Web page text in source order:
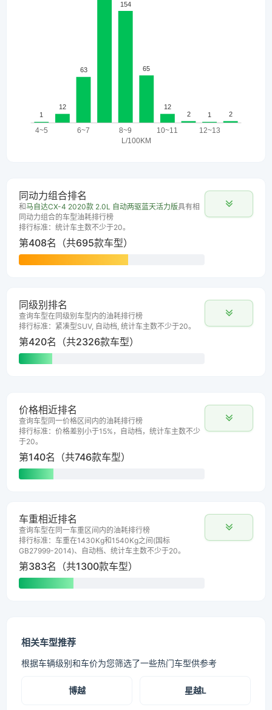
同动力组合排名
和马自达CX-4 2020款 2.0L 自动两驱蓝天活力版具有相
同动力组合的车型油耗排行榜
排行标准：统计车主数不少于20。
第408名（共695款车型）
同级别排名
查询车型在同级别车型内的油耗排行榜
排行标准：紧凑型SUV, 自动档, 统计车主数不少于20。
第420名（共2326款车型）
价格相近排名
查询车型同一价格区间内的油耗排行榜
排行标准：价格差别小于15%，自动档，统计车主数不少
于20。
第140名（共746款车型）
车重相近排名
查询车型在同一车重区间内的油耗排行榜
排行标准：车重在1430Kg和1540Kg之间(国标
GB27999-2014)、自动档、统计车主数不少于20。
第383名（共1300款车型）
相关车型推荐
根据车辆级别和车价为您筛选了一些热门车型供参考
博越 星越L